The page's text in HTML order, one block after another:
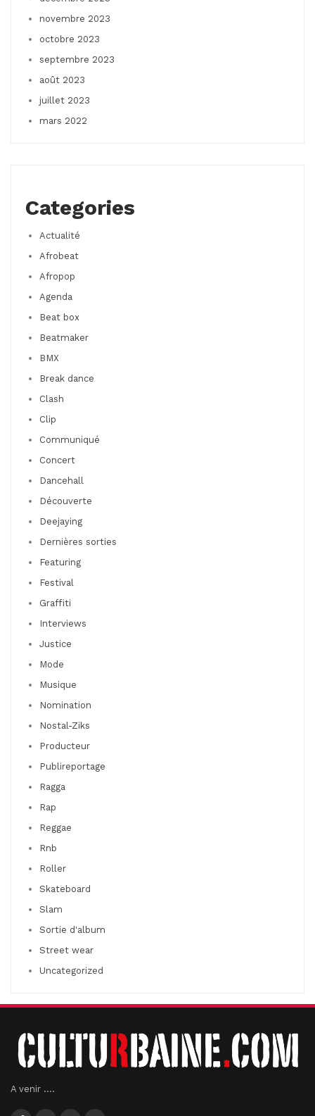
novembre 2023
octobre 2023
septembre 2023
août 2023
juillet 2023
mars 2022
Categories
Actualité
Afrobeat
Afropop
Agenda
Beat box
Beatmaker
BMX
Break dance
Clash
Clip
Communiqué
Concert
Dancehall
Découverte
Deejaying
Dernières sorties
Featuring
Festival
Graffiti
Interviews
Justice
Mode
Musique
Nomination
Nostal-Ziks
Producteur
Publireportage
Ragga
Rap
Reggae
Rnb
Roller
Skateboard
Slam
Sortie d'album
Street wear
Uncategorized
A venir ....